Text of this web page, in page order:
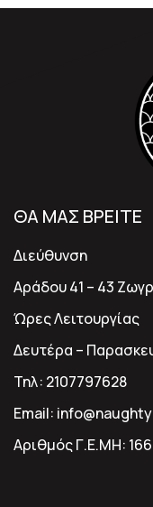
ΘΑ ΜΑΣ ΒΡΕΙΤΕ
Διεύθυνση
Αράδου 41 – 43
Ώρες Λειτουργίας
Δευτέρα –
Τηλ: 2107797628
Email:
Αριθμός Γ.Ε.ΜΗ: